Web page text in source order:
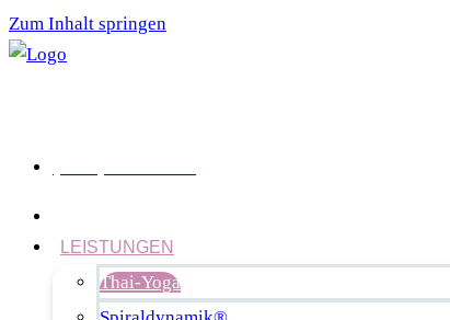
Zum Inhalt springen
LEISTUNGEN
Thai-Yoga